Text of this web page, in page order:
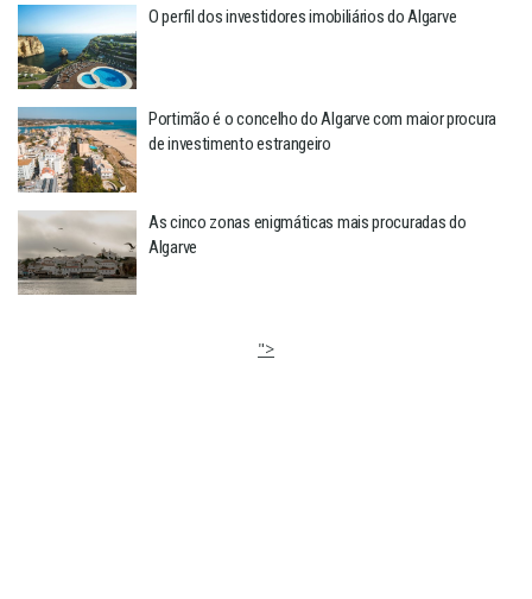
O perfil dos investidores imobiliários do Algarve
Portimão é o concelho do Algarve com maior procura
de investimento estrangeiro
As cinco zonas enigmáticas mais procuradas do
Algarve
">